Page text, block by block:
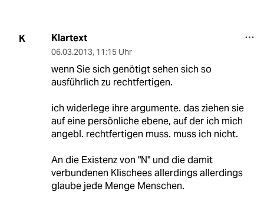
K Klartext
06.03.2013, 11:15 Uhr
wenn Sie sich genötigt sehen sich so
ausführlich zu rechtfertigen.
ich widerlege ihre argumente. das ziehen sie
auf eine persönliche ebene, auf der ich mich
angebl. rechtfertigen muss. muss ich nicht.
An die Existenz von "N" und die damit
verbundenen Klischees allerdings allerdings
glaube jede Menge Menschen.